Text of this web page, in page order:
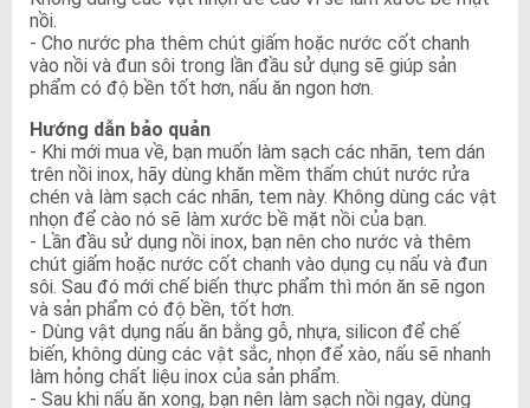
nồi.
- Cho nước pha thêm chút giấm hoặc nước cốt chanh
vào nồi và đun sôi trong lần đầu sử dụng sẽ giúp sản
phẩm có độ bền tốt hơn, nấu ăn ngon hơn.
Hướng dẫn bảo quản
- Khi mới mua về, bạn muốn làm sạch các nhãn, tem dán
trên nồi inox, hãy dùng khăn mềm thấm chút nước rửa
chén và làm sạch các nhãn, tem này. Không dùng các vật
nhọn để cào nó sẽ làm xước bề mặt nồi của bạn.
- Lần đầu sử dụng nồi inox, bạn nên cho nước và thêm
chút giấm hoặc nước cốt chanh vào dụng cụ nấu và đun
sôi. Sau đó mới chế biến thực phẩm thì món ăn sẽ ngon
và sản phẩm có độ bền, tốt hơn.
- Dùng vật dụng nấu ăn bằng gỗ, nhựa, silicon để chế
biến, không dùng các vật sắc, nhọn để xào, nấu sẽ nhanh
làm hỏng chất liệu inox của sản phẩm.
- Sau khi nấu ăn xong, bạn nên làm sạch nồi ngay, dùng